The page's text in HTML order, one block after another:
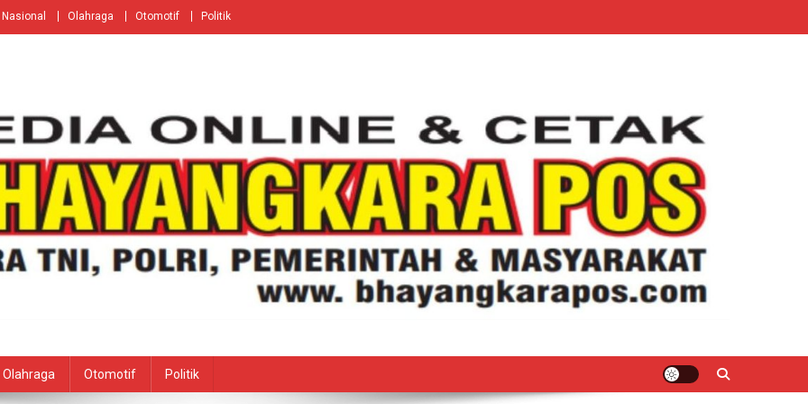
Nasional Olahraga Otomotif Politik
Olahraga Otomotif Politik